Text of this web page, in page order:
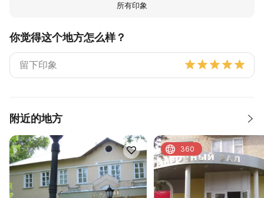
所有印象
你觉得这个地方怎么样？
附近的地方
360